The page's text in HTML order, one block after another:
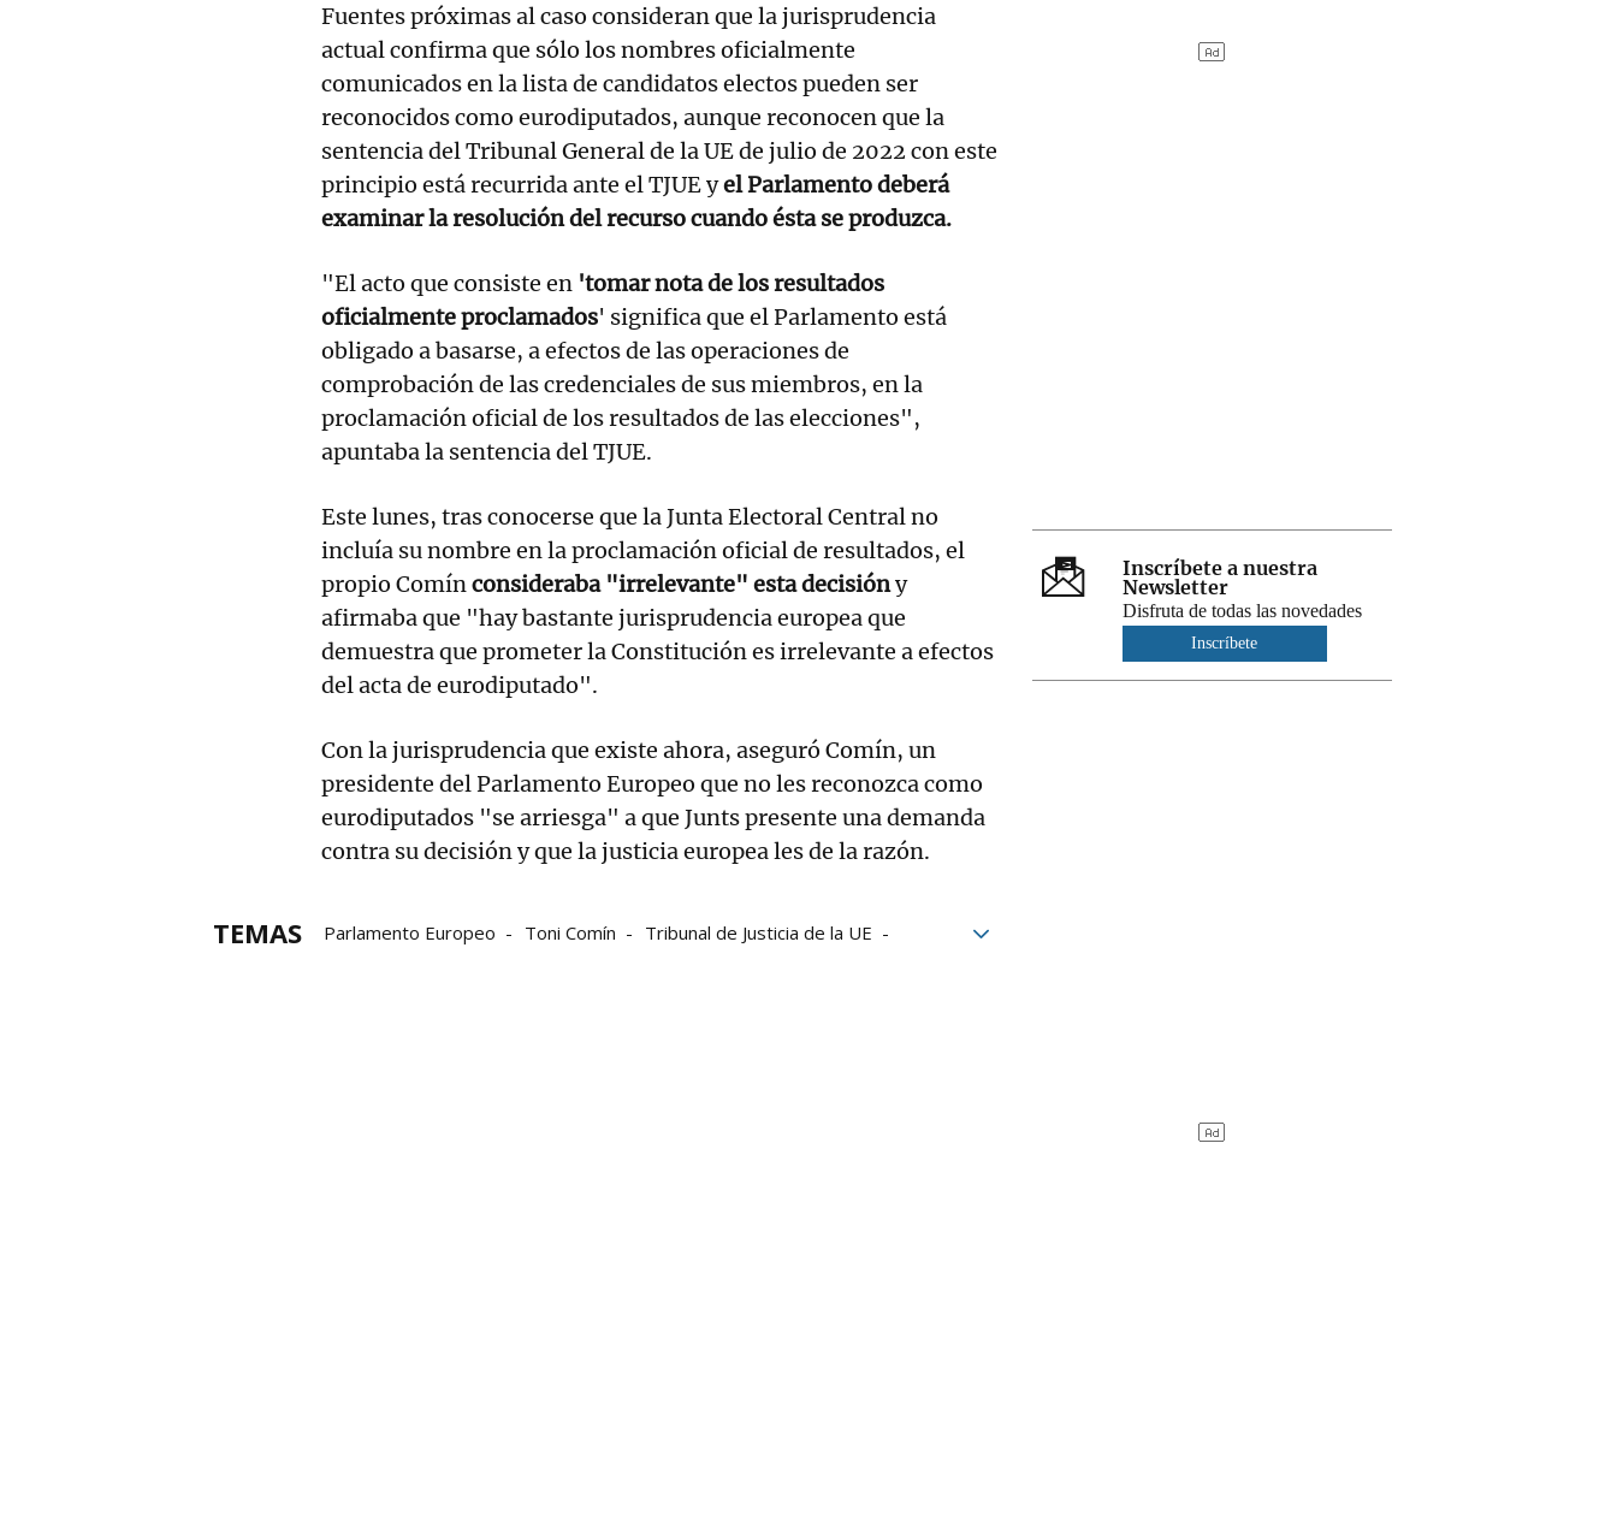
Fuentes próximas al caso consideran que la jurisprudencia
actual confirma que sólo los nombres oficialmente
comunicados en la lista de candidatos electos pueden ser
reconocidos como eurodiputados, aunque reconocen que la
sentencia del Tribunal General de la UE de julio de 2022 con este
principio está recurrida ante el TJUE yel Parlamento deberá
examinar la resolución del recurso cuando ésta se produzca.
"El acto que consiste en 'tomar nota de los resultados
oficialmente proclamados' significa que el Parlamento está
obligado a basarse, a efectos de las operaciones de
comprobación de las credenciales de sus miembros, en la
proclamación oficial de los resultados de las elecciones",
apuntaba la sentencia del TJUE.
Este lunes, tras conocerse que la Junta Electoral Central no
incluía su nombre en la proclamación oficial de resultados, el
propio Comínconsideraba "irrelevante" esta decisióny
afirmaba que "hay bastante jurisprudencia europea que
demuestra que prometer la Constitución es irrelevante a efectos
del acta de eurodiputado".
Con la jurisprudencia que existe ahora, aseguró Comín, un
presidente del Parlamento Europeo que no les reconozca como
eurodiputados "se arriesga" a que Junts presente una demanda
contra su decisión y que la justicia europea les de la razón.
TEMAS Parlamento Europeo Toni Comín
Tribunal de Justicia de la UE
Inscríbete a nuestra
Newsletter
Disfruta de todas las novedades
Inscríbete